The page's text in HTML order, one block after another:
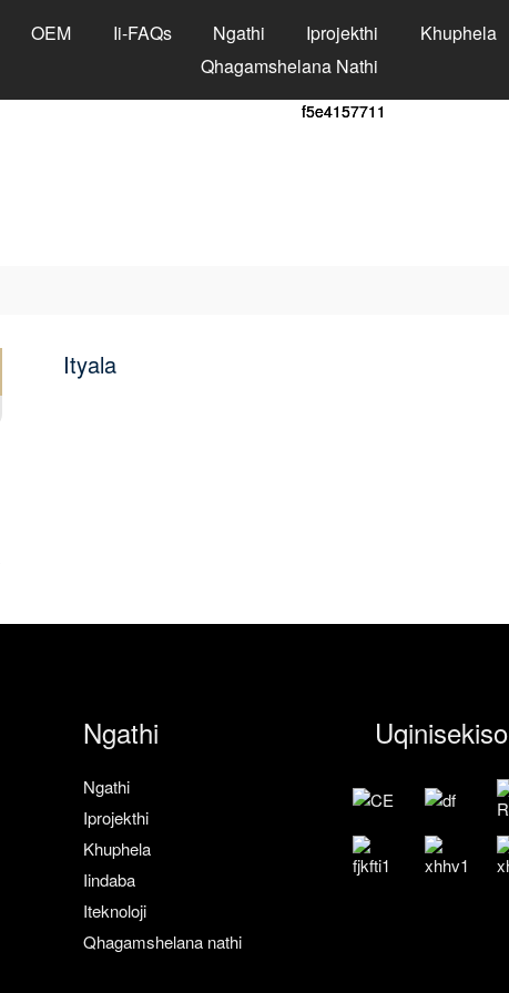
OEM Ii-FAQs Ngathi Iprojekthi Khuphela
Qhagamshelana Nathi
Ityala
Ngathi
Ngathi
Iprojekthi
Khuphela
Iindaba
Iteknoloji
Qhagamshelana nathi
Uqinisekiso